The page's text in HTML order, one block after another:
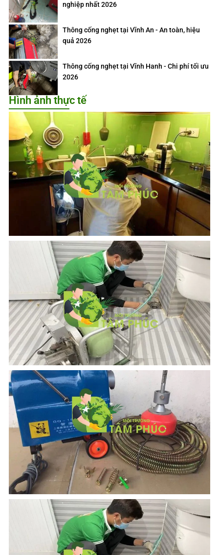
nghiệp nhất 2026
Thông cống nghẹt tại Vĩnh An - An toàn, hiệu
quả 2026
Thông cống nghẹt tại Vĩnh Hanh - Chi phí tối ưu
2026
Hình ảnh thực tế